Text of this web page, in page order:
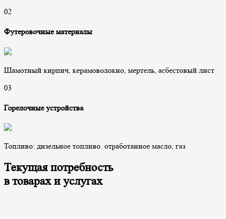
02
Футеровочные материалы
Шамотный кирпич, керамоволокно, мертель, асбестовый лист
03
Горелочные устройства
Топливо: дизельное топливо. отработанное масло, газ
Текущая потребность
в товарах и услугах